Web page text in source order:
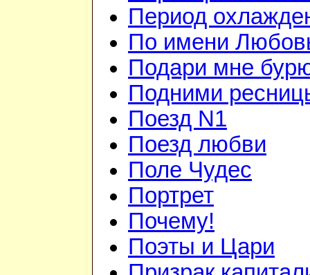
Период
По имени
Подари мне
Подними
Поезд N1
Поезд любви
Поле Чудес
Портрет
Почему!
Поэты и Цари